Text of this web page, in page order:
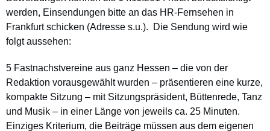
werden, Einsendungen bitte an das HR-Fernsehen in
Frankfurt schicken (Adresse s.u.). Die Sendung wird wie
folgt aussehen:
5 Fastnachstvereine aus ganz Hessen – die von der
Redaktion vorausgewählt wurden – präsentieren eine kurze,
kompakte Sitzung – mit Sitzungspräsident, Büttenrede, Tanz
und Musik – in einer Länge von jeweils ca. 25 Minuten.
Einziges Kriterium, die Beiträge müssen aus dem eigenen